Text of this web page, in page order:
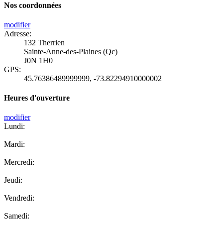
Nos coordonnées
modifier
Adresse:
132 Therrien
Sainte-Anne-des-Plaines (Qc)
J0N 1H0
GPS:
45.76386489999999, -73.82294910000002
Heures d'ouverture
modifier
Lundi:
Mardi:
Mercredi:
Jeudi:
Vendredi:
Samedi: